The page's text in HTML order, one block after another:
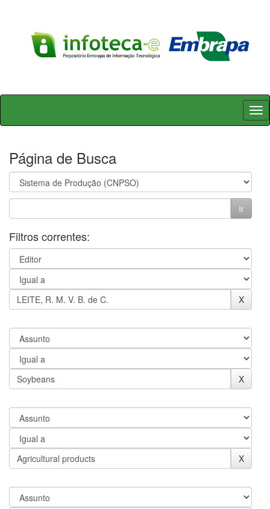
Skip
Página de Busca
Filtros correntes: